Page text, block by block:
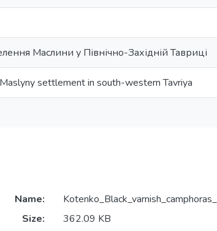
Маслини у Північно-Західній Тавриці
settlement in south-western Tavriya
Name:
Size:
362.09 KB